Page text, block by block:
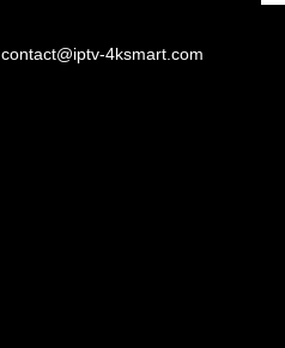
contact@iptv-4ksmart.com